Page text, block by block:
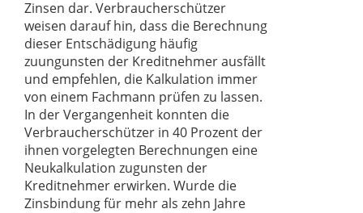
Zinsen dar. Verbraucherschützer
weisen darauf hin, dass die Berechnung
dieser Entschädigung häufig
zuungunsten der Kreditnehmer ausfällt
und empfehlen, die Kalkulation immer
von einem Fachmann prüfen zu lassen.
In der Vergangenheit konnten die
Verbraucherschützer in 40 Prozent der
ihnen vorgelegten Berechnungen eine
Neukalkulation zugunsten der
Kreditnehmer erwirken. Wurde die
Zinsbindung für mehr als zehn Jahre